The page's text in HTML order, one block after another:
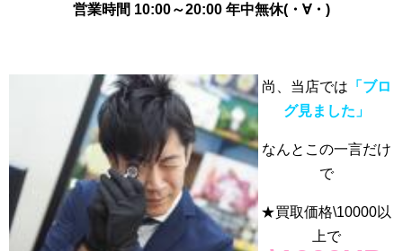
営業時間 10:00～20:00 年中無休(・∀・)
尚、当店では 「ブロ
グ見ました」
なんとこの一言だけ
で
★買取価格\10000以
上で